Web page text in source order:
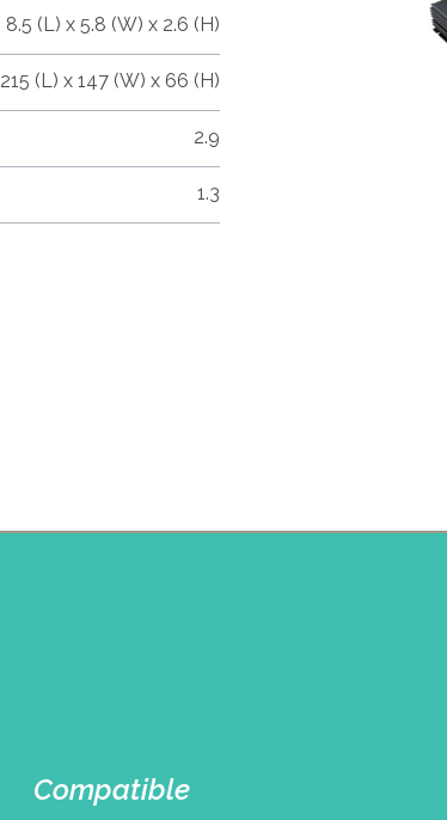
8.5 (L) x 5.8 (W) x 2.6 (H)
215 (L) x 147 (W) x 66 (H)
2.9
1.3
Compatible